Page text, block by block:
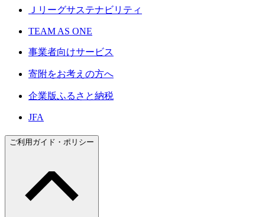
Ｊリーグサステナビリティ
TEAM AS ONE
事業者向けサービス
寄附をお考えの方へ
企業版ふるさと納税
JFA
ご利用ガイド・ポリシー